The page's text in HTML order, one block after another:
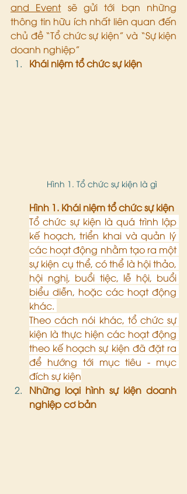
and Event sẽ gửi tới bạn những
thông tin hữu ích nhất liên quan đến
chủ đề “Tổ chức sự kiện” và “Sự kiện
doanh nghiệp”
Khái niệm tổ chức sự kiện
Hình 1. Tổ chức sự kiện là gì
Hình 1. Khái niệm tổ chức sự kiện
Tổ chức sự kiện là quá trình lập
kế hoạch, triển khai và quản lý
các hoạt động nhằm tạo ra một
sự kiện cụ thể, có thể là hội thảo,
hội nghị, buổi tiệc, lễ hội, buổi
biểu diễn, hoặc các hoạt động
khác.
Theo cách nói khác, tổ chức sự
kiện là thực hiện các hoạt động
theo kế hoạch sự kiện đã đặt ra
để hướng tới mục tiêu - mục
đích sự kiện
Những loại hình sự kiện doanh
nghiệp cơ bản